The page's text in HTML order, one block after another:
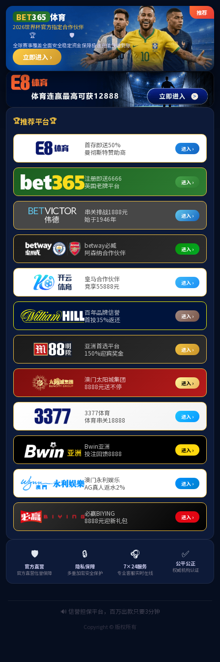
公司概况 团队队伍 人才培养 人才招聘
科研机构
团队建设
科研机构
科研团队
学术成果
员工动态
科研机构
目前学院建有广东
中心、社会心理服务研
身心健康疗愈研究所等